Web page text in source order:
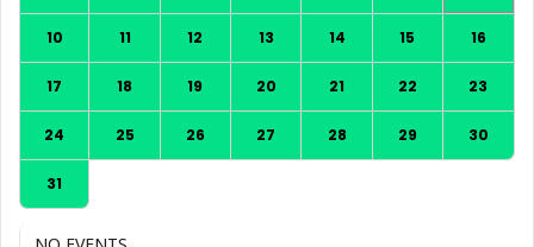
10 11 12 13 14 15 16
17 18 19 20 21 22 23
24 25 26 27 28 29 30
31